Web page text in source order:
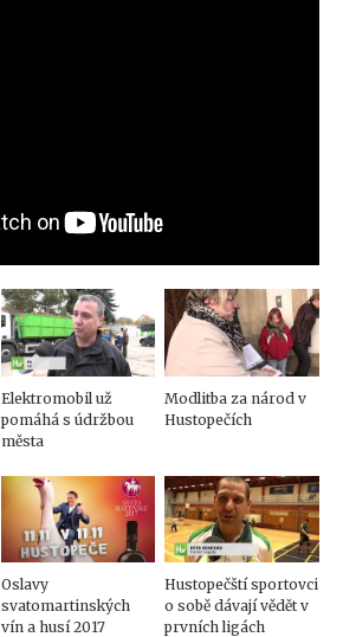
Elektromobil už
pomáhá s údržbou
města
Modlitba za národ v
Hustopečích
Oslavy
svatomartinských
vín a husí 2017
Hustopečští sportovci
o sobě dávají vědět v
prvních ligách